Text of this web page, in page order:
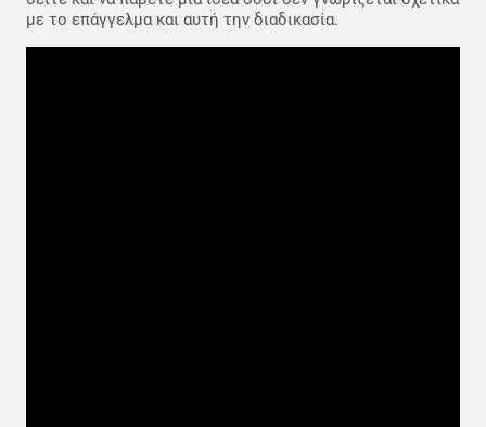
με το επάγγελμα και αυτή την διαδικασία.